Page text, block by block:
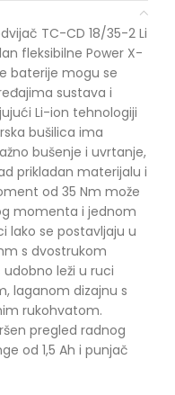
TC-CD 18/35-2 Li
fleksibilne Power X-
baterije mogu se
sustava i
Li-ion tehnologiji
bušilica ima
bušenje i uvrtanje,
prikladan materijalu i
od 35 Nm može
momenta i jednom
lako se postavljaju u
s dvostrukom
leži u ruci
laganom dizajnu s
rukohvatom.
pregled radnog
od 1,5 Ah i punjač